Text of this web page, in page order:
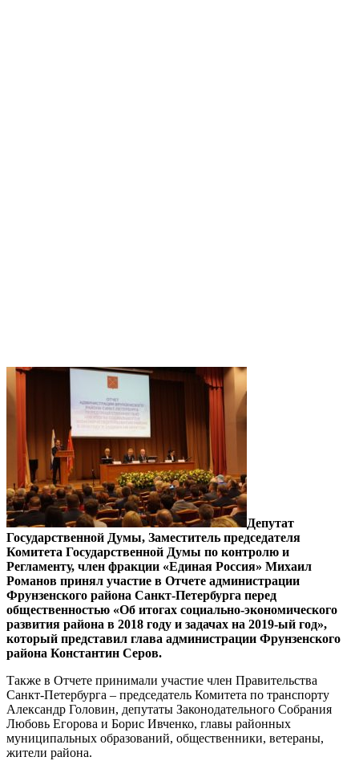
Депутат
Государственной Думы, Заместитель председателя
Комитета Государственной Думы по контролю и
Регламенту, член фракции «Единая Россия» Михаил
Романов принял участие в Отчете администрации
Фрунзенского района Санкт-Петербурга перед
общественностью «Об итогах социально-экономического
развития района в 2018 году и задачах на 2019-ый год»,
который представил глава администрации Фрунзенского
района Константин Серов.
Также в Отчете принимали участие член Правительства
Санкт-Петербурга – председатель Комитета по транспорту
Александр Головин, депутаты Законодательного Собрания
Любовь Егорова и Борис Ивченко, главы районных
муниципальных образований, общественники, ветераны,
жители района.